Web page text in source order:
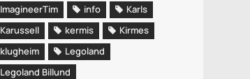
ImagineerTim
info
Karls
Karussell
kermis
Kirmes
klugheim
Legoland
Legoland Billund